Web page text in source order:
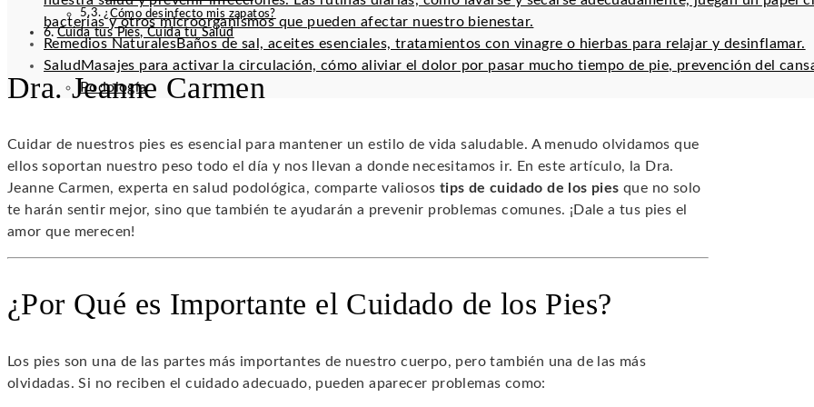
bacterias y otros microorganismos que pueden afectar nuestro bienestar.
Remedios NaturalesBaños de sal, aceites esenciales, tratamientos con vinagre o hierbas para relajar y desinflamar.
Salud Masajes para activar la circulación, cómo aliviar el dolor por pasar mucho tiempo de pie, prevención del
Podología
¿Cómo desinfecto mis zapatos?
Cuida tus Pies, Cuida tu Salud
Dra. Jeanne Carmen
Cuidar de nuestros pies es esencial para mantener un estilo de vida saludable. A menudo olvidamos que
ellos soportan nuestro peso todo el día y nos llevan a donde necesitamos ir. En este artículo, la Dra.
Jeanne Carmen, experta en salud podológica, comparte valiosos tips de cuidado de los pies que no solo
te harán sentir mejor, sino que también te ayudarán a prevenir problemas comunes. ¡Dale a tus pies el
amor que merecen!
¿Por Qué es Importante el Cuidado de los Pies?
Los pies son una de las partes más importantes de nuestro cuerpo, pero también una de las más
olvidadas. Si no reciben el cuidado adecuado, pueden aparecer problemas como: